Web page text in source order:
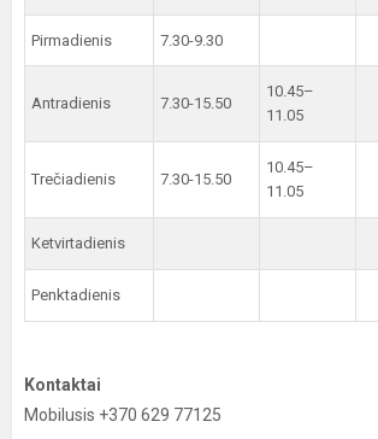
Pirmadienis 7.30-9.30
Antradienis 7.30-15.50
10.45–
11.05
Trečiadienis 7.30-15.50
10.45–
11.05
Ketvirtadienis
Penktadienis
Kontaktai
Mobilusis +370 629 77125